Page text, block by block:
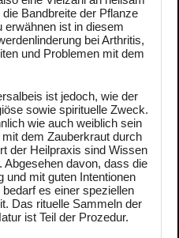
Bandbreite der Pflanze
ist in diesem
bei Arthritis,
und Problemen mit dem
ist jedoch, wie der
sowie spirituelle Zweck.
wie auch weiblich sein
dem Zauberkraut durch
der Heilpraxis sind Wissen
Abgesehen davon, dass die
und mit guten Intentionen
es einer speziellen
Das rituelle Sammeln der
ist Teil der Prozedur.